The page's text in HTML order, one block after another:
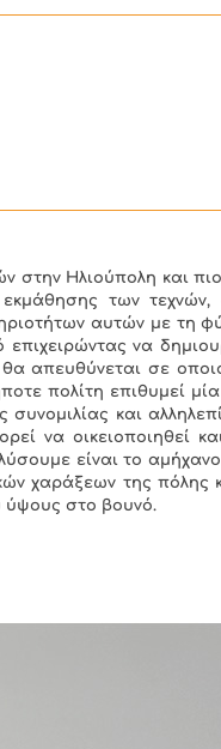
στην Ηλιούπολη και
των τεχνών,
αυτών με τη
να
απευθύνεται σε
πολίτη επιθυμεί
συνομιλίας και
να οικειοποιηθεί
είναι το
χαράξεων της πόλης
ύψους στο βουνό.